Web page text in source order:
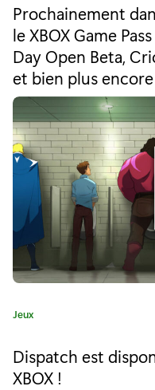
é
g
o
i
e
:
Prochainement
le XBOX Game
Day Open Beta,
et bien plus encore
C
é
g
Jeux
Dispatch est
XBOX !